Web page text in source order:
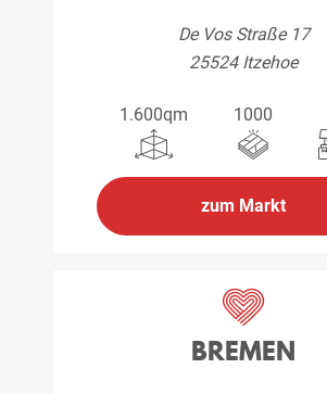
De Vos Straße 17
25524 Itzehoe
1.600qm 1000
zum Markt
BREMEN